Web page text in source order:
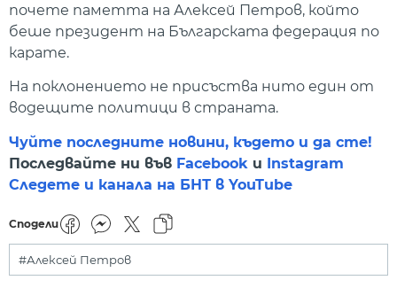
почете паметта на Алексей Петров, който
беше президент на Българската федерация по
карате.
На поклонението не присъства нито един от
водещите политици в страната.
Чуйте последните новини, където и да сте!
Последвайте ни във Facebook и Instagram
Следете и канала на БНТ в YouTube
Сподели
#Алексей Петров